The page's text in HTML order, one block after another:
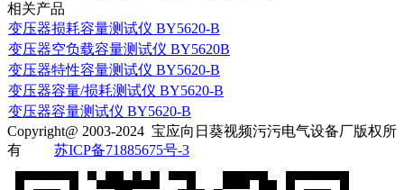
相关产品
变压器损耗容量测试仪 BY5620-B
变压器空负载容量测试仪 BY5620B
变压器特性容量测试仪 BY5620-B
变压器容量/损耗测试仪 BY5620-B
变压器容量测试仪 BY5620-B
Copyright@ 2003-2024 宝应向日葵视频污污电气设备厂版权所
有
苏ICP备71885675号-3